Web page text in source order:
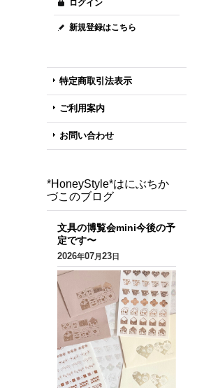
ログイン
新規登録はこちら
特定商取引法表示
ご利用案内
お問い合わせ
*HoneyStyle*はにぶちか
づこのブログ
文具の博覧会mini今後の予
定です〜
2026年07月23日